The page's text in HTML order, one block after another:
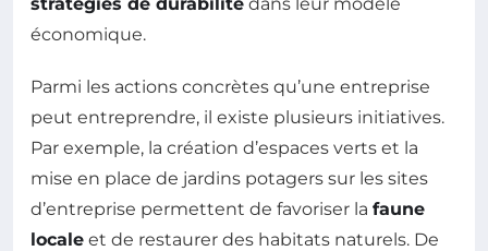
économique.
Parmi les actions concrètes qu’une entreprise
peut entreprendre, il existe plusieurs initiatives.
Par exemple, la création d’espaces verts et la
mise en place de jardins potagers sur les sites
d’entreprise permettent de favoriser la faune
locale et de restaurer des habitats naturels. De